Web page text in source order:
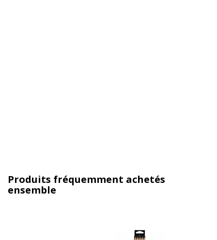
Produits fréquemment achetés
ensemble